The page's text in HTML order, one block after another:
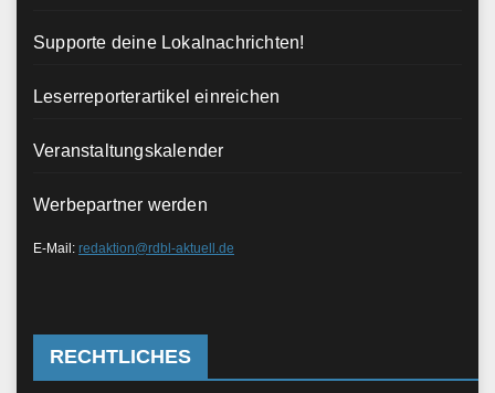
Supporte deine Lokalnachrichten!
Leserreporterartikel einreichen
Veranstaltungskalender
Werbepartner werden
E-Mail: redaktion@rdbl-aktuell.de
RECHTLICHES